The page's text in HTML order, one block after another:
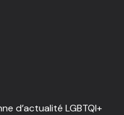
d’actualité LGBTQI+